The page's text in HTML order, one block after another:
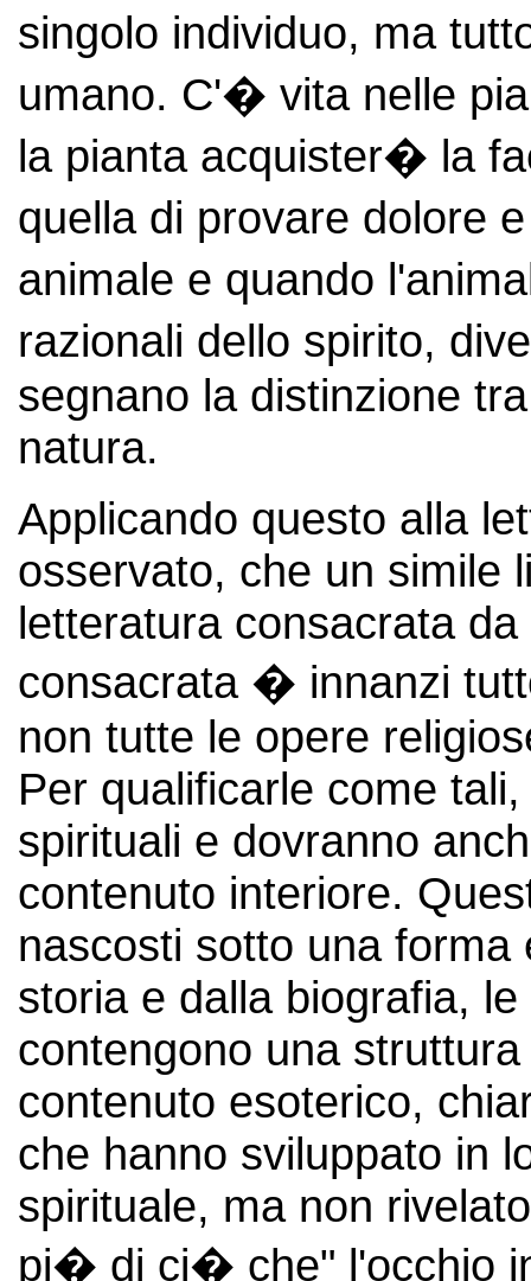
singolo individuo, ma
umano. C'� vita nelle
la pianta acquister� la
quella di provare dolore
animale e quando
razionali dello spirito,
segnano la distinzione
natura.
Applicando questo alla
osservato, che un simile
letteratura consacrata
consacrata � innanzi
non tutte le opere
Per qualificarle come
spirituali e dovranno
contenuto interiore.
nascosti sotto una
storia e dalla biografia,
contengono una
contenuto esoterico,
che hanno sviluppato in
spirituale, ma non
pi� di ci� che" l'occhio